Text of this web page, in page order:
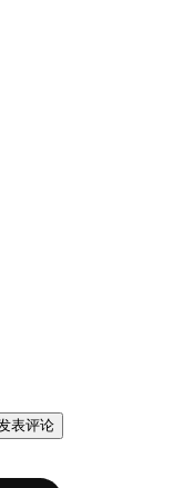
表评论